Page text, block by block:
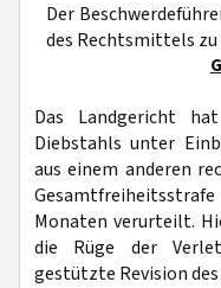
Der
des Rechtsmittels
Das Landgericht
Diebstahls unter
aus einem anderen
Monaten verurteilt.
die Rüge der
gestützte Revision